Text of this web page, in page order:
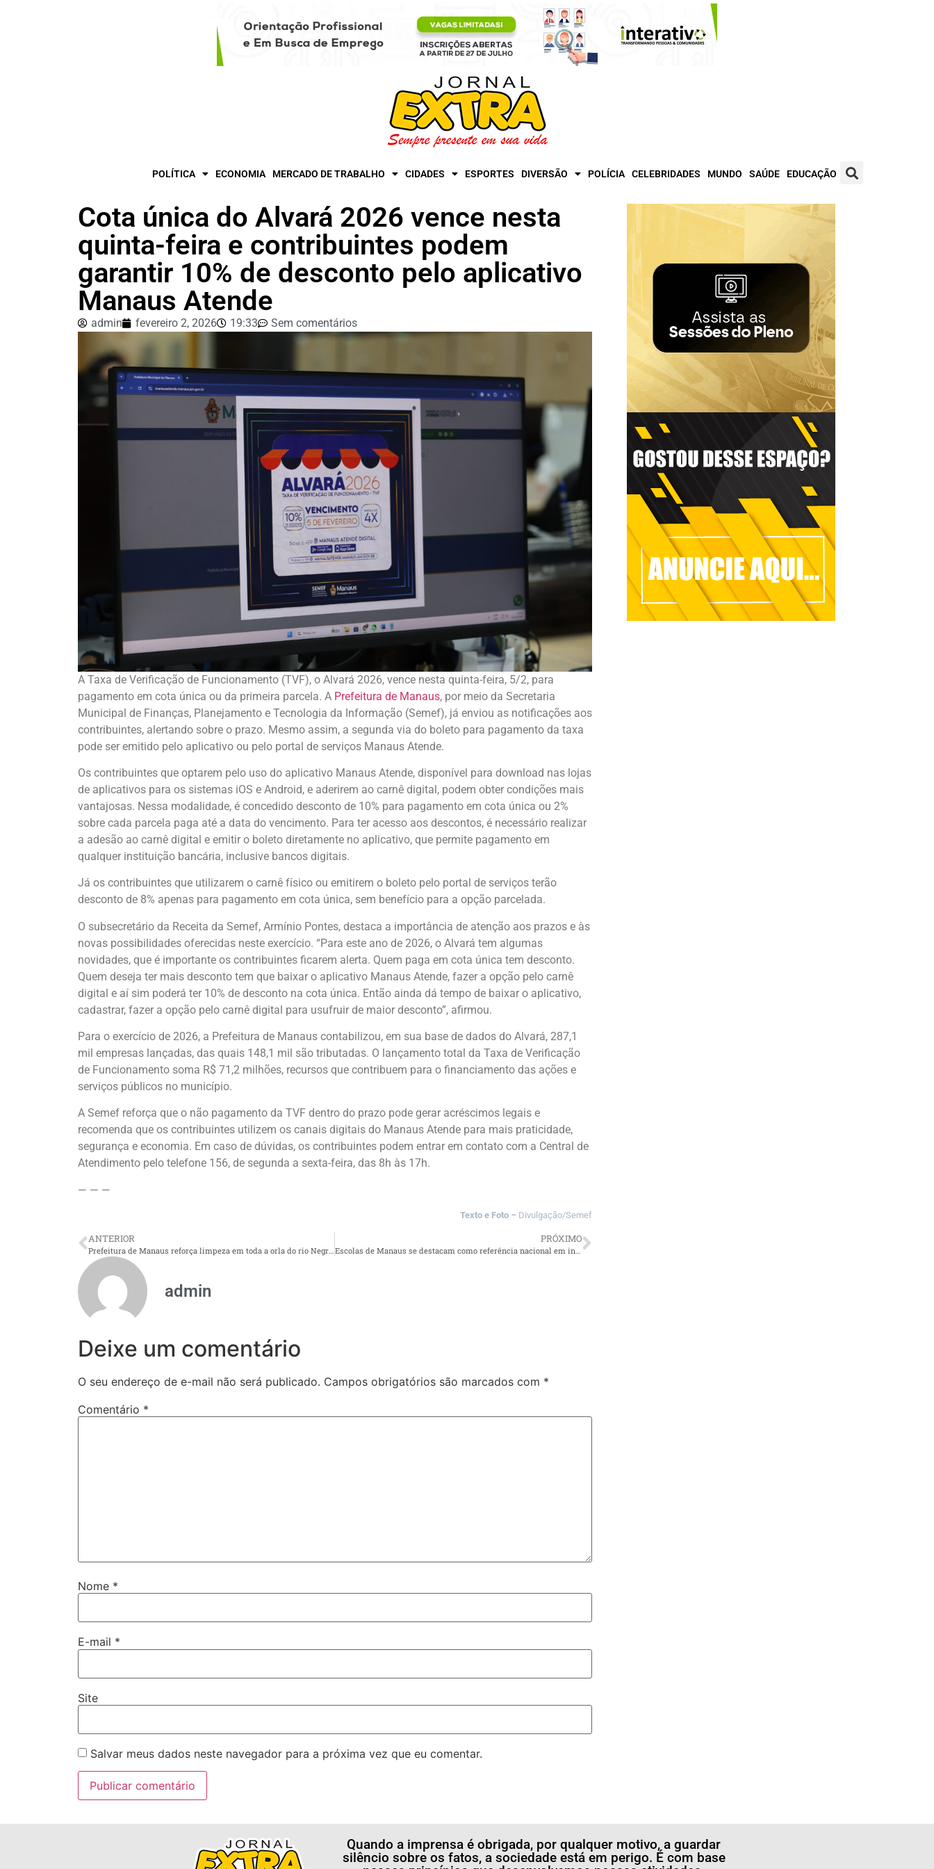
POLÍTICA ECONOMIA MERCADO DE TRABALHO CIDADES ESPORTES DIVERSÃO POLÍCIA CELEBRIDADES MUNDO SAÚDE EDUCAÇÃO
Cota única do Alvará 2026 vence nesta
quinta-feira e contribuintes podem
garantir 10% de desconto pelo aplicativo
Manaus Atende
admin fevereiro 2, 2026 19:33 Sem comentários
A Taxa de Verificação de Funcionamento (TVF), o Alvará 2026, vence nesta quinta-feira, 5/2, para
pagamento em cota única ou da primeira parcela. A Prefeitura de Manaus, por meio da Secretaria
Municipal de Finanças, Planejamento e Tecnologia da Informação (Semef), já enviou as notificações aos
contribuintes, alertando sobre o prazo. Mesmo assim, a segunda via do boleto para pagamento da taxa
pode ser emitido pelo aplicativo ou pelo portal de serviços Manaus Atende.
Os contribuintes que optarem pelo uso do aplicativo Manaus Atende, disponível para download nas lojas
de aplicativos para os sistemas iOS e Android, e aderirem ao carnê digital, podem obter condições mais
vantajosas. Nessa modalidade, é concedido desconto de 10% para pagamento em cota única ou 2%
sobre cada parcela paga até a data do vencimento. Para ter acesso aos descontos, é necessário realizar
a adesão ao carnê digital e emitir o boleto diretamente no aplicativo, que permite pagamento em
qualquer instituição bancária, inclusive bancos digitais.
Já os contribuintes que utilizarem o carnê físico ou emitirem o boleto pelo portal de serviços terão
desconto de 8% apenas para pagamento em cota única, sem benefício para a opção parcelada.
O subsecretário da Receita da Semef, Armínio Pontes, destaca a importância de atenção aos prazos e às
novas possibilidades oferecidas neste exercício. “Para este ano de 2026, o Alvará tem algumas
novidades, que é importante os contribuintes ficarem alerta. Quem paga em cota única tem desconto.
Quem deseja ter mais desconto tem que baixar o aplicativo Manaus Atende, fazer a opção pelo carnê
digital e aí sim poderá ter 10% de desconto na cota única. Então ainda dá tempo de baixar o aplicativo,
cadastrar, fazer a opção pelo carnê digital para usufruir de maior desconto”, afirmou.
Para o exercício de 2026, a Prefeitura de Manaus contabilizou, em sua base de dados do Alvará, 287,1
mil empresas lançadas, das quais 148,1 mil são tributadas. O lançamento total da Taxa de Verificação
de Funcionamento soma R$ 71,2 milhões, recursos que contribuem para o financiamento das ações e
serviços públicos no município.
A Semef reforça que o não pagamento da TVF dentro do prazo pode gerar acréscimos legais e
recomenda que os contribuintes utilizem os canais digitais do Manaus Atende para mais praticidade,
segurança e economia. Em caso de dúvidas, os contribuintes podem entrar em contato com a Central de
Atendimento pelo telefone 156, de segunda a sexta-feira, das 8h às 17h.
— — —
Texto e Foto – Divulgação/Semef
ANTERIOR PRÓXIMO
admin
Deixe um comentário
O seu endereço de e-mail não será publicado. Campos obrigatórios são marcados com *
Comentário *
Nome *
E-mail *
Site
Salvar meus dados neste navegador para a próxima vez que eu comentar.
Quando a imprensa é obrigada, por qualquer motivo, a guardar
silêncio sobre os fatos, a sociedade está em perigo. É com base